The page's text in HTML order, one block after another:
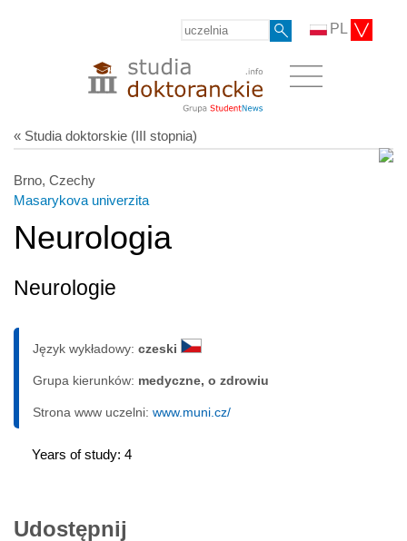
PL
« Studia doktorskie (III stopnia)
Brno, Czechy
Masarykova univerzita
Neurologia
Neurologie
Język wykładowy: czeski
Grupa kierunków: medyczne, o zdrowiu
Strona www uczelni: www.muni.cz/
Years of study: 4
Udostępnij